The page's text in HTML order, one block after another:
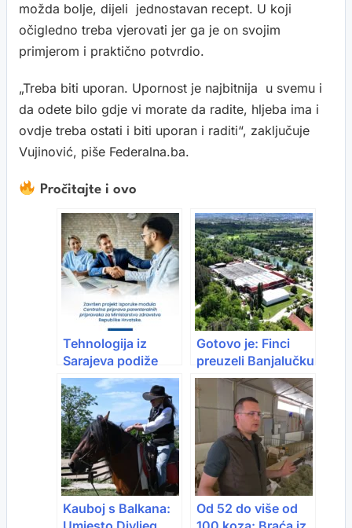
možda bolje, dijeli jednostavan recept. U koji
očigledno treba vjerovati jer ga je on svojim
primjerom i praktično potvrdio.
„Treba biti uporan. Upornost je najbitnija u svemu i
da odete bilo gdje vi morate da radite, hljeba ima i
ovdje treba ostati i biti uporan i raditi“, zaključuje
Vujinović, piše Federalna.ba.
Pročitajte i ovo
Tehnologija iz
Sarajeva podiže
standarde
zdravstvene
zaštite u Hrvatskoj
Gotovo je: Finci
preuzeli Banjalučku
pivaru
Kauboj s Balkana:
Od 52 do više od